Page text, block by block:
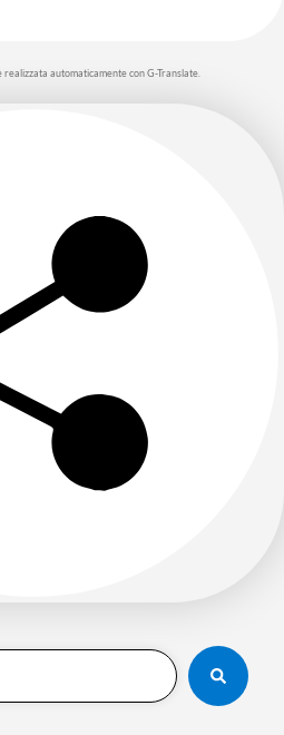
automaticamente con G-Translate.